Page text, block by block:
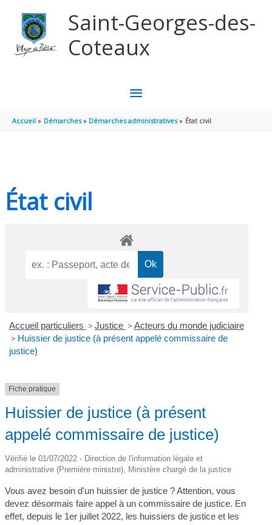
Saint-Georges-des-
Coteaux
MENU
PRINCIPAL
Accueil Démarches Démarches administratives État civil
État civil
Accueil particuliers > Justice > Acteurs du monde judiciaire
> Huissier de justice (à présent appelé commissaire de
justice)
Fiche pratique
Huissier de justice (à présent
appelé commissaire de justice)
Vérifié le 01/07/2022 - Direction de l'information légale et
administrative (Première ministre), Ministère chargé de la justice
Vous avez besoin d'un huissier de justice ? Attention, vous
devez désormais faire appel à un commissaire de justice. En
effet, depuis le 1er juillet 2022, les huissiers de justice et les